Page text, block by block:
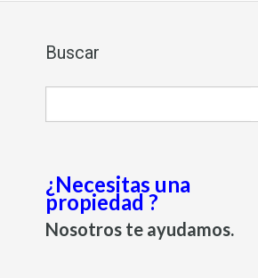
Buscar
¿Necesitas una
propiedad ?
Nosotros te ayudamos.